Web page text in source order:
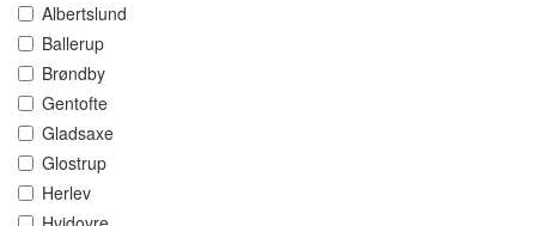
Albertslund
Ballerup
Brøndby
Gentofte
Gladsaxe
Glostrup
Herlev